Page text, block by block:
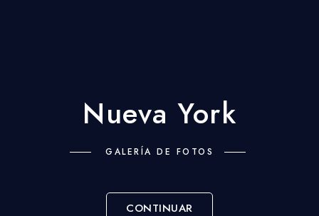
Nueva York
GALERÍA DE FOTOS
CONTINUAR